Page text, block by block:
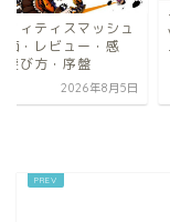
フィティスマッシュ
価・レビュー・感
遊び方・序盤
2026年8月5日